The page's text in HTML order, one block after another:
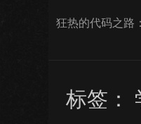
狂热的代码之路
标签：